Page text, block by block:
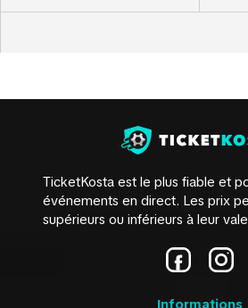
TicketKosta est le plus fiable et
événements en direct. Les prix
supérieurs ou inférieurs à leur
Informations